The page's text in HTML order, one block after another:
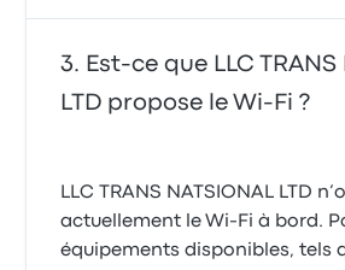
Est-ce que LLC TRANS
LTD propose le Wi-Fi ?
LLC TRANS NATSIONAL LTD
actuellement le Wi-Fi à bord.
équipements disponibles, tels